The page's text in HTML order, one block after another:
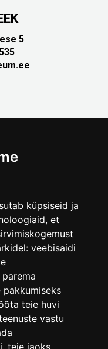
küpsiseid ja
et
veebisaidi
parema
pakkumiseks
teie huvi
vastu
teie jaoks
5
МУЗЕЙ
4178